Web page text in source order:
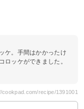
ケ。手間はかかったけ
ロッケができました。
cookpad.com/recipe/1391001